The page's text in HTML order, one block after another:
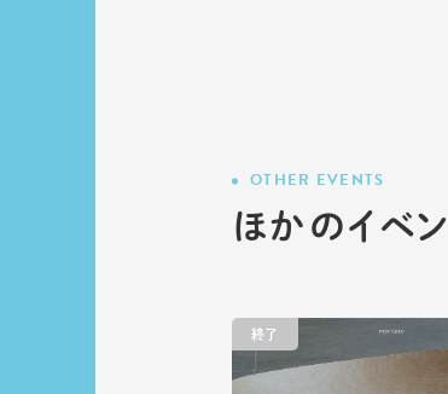
ほかのイベ
OTHER EVENTS
終了